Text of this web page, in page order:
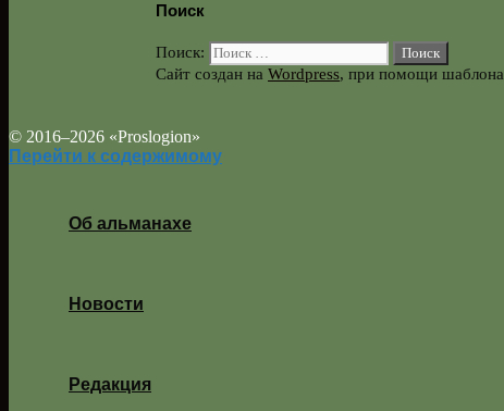
Поиск
Поиск:
Сайт создан на Wordpress, при помощи шаблона
© 2016–2026 «Proslogion»
Перейти к содержимому
Об альманахе
Новости
Редакция